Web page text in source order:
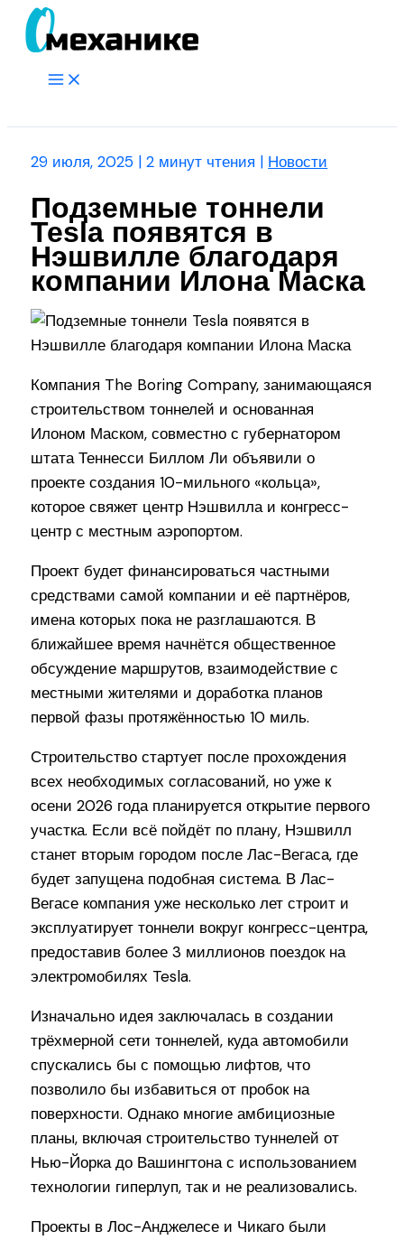
Перейти
Main
29 июля, 2025 |2 минут чтения | Новости
Подземные тоннели
Tesla появятся в
Нэшвилле благодаря
компании Илона Маска
Компания The Boring Company, занимающаяся
строительством тоннелей и основанная
Илоном Маском, совместно с губернатором
штата Теннесси Биллом Ли объявили о
проекте создания 10-мильного «кольца»,
которое свяжет центр Нэшвилла и конгресс-
центр с местным аэропортом.
Проект будет финансироваться частными
средствами самой компании и её партнёров,
имена которых пока не разглашаются. В
ближайшее время начнётся общественное
обсуждение маршрутов, взаимодействие с
местными жителями и доработка планов
первой фазы протяжённостью 10 миль.
Строительство стартует после прохождения
всех необходимых согласований, но уже к
осени 2026 года планируется открытие первого
участка. Если всё пойдёт по плану, Нэшвилл
станет вторым городом после Лас-Вегаса, где
будет запущена подобная система. В Лас-
Вегасе компания уже несколько лет строит и
эксплуатирует тоннели вокруг конгресс-центра,
предоставив более 3 миллионов поездок на
электромобилях Tesla.
Изначально идея заключалась в создании
трёхмерной сети тоннелей, куда автомобили
спускались бы с помощью лифтов, что
позволило бы избавиться от пробок на
поверхности. Однако многие амбициозные
планы, включая строительство туннелей от
Нью-Йорка до Вашингтона с использованием
технологии гиперлуп, так и не реализовались.
Проекты в Лос-Анджелесе и Чикаго были